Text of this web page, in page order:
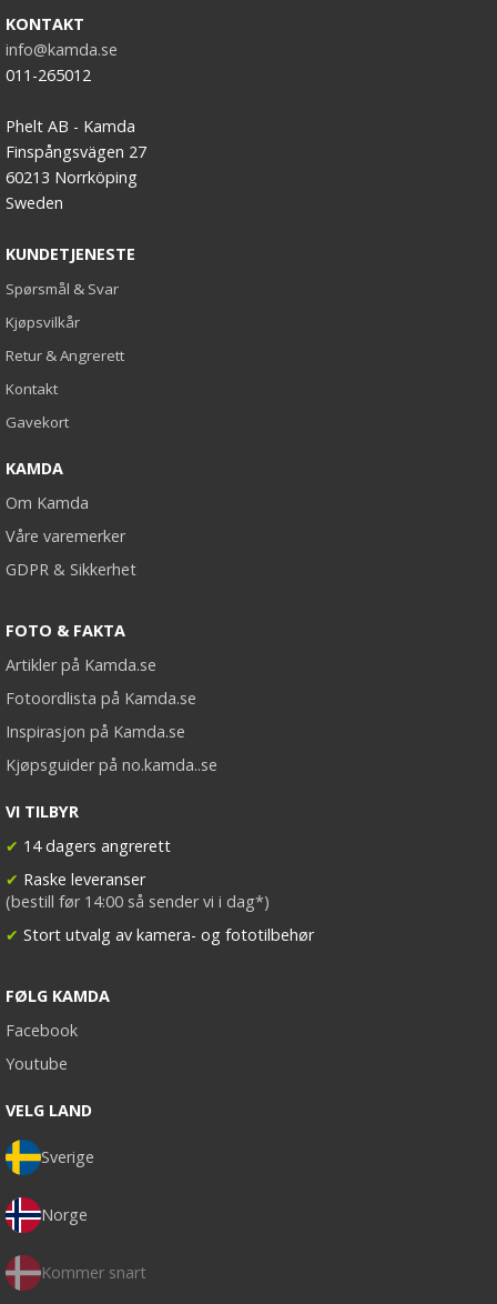
KONTAKT
info@kamda.se
011-265012
Phelt AB - Kamda
Finspångsvägen 27
60213 Norrköping
Sweden
KUNDETJENESTE
Spørsmål & Svar
Kjøpsvilkår
Retur & Angrerett
Kontakt
Gavekort
KAMDA
Om Kamda
Våre varemerker
GDPR & Sikkerhet
FOTO & FAKTA
Artikler på Kamda.se
Fotoordlista på Kamda.se
Inspirasjon på Kamda.se
Kjøpsguider på no.kamda..se
VI TILBYR
✔ 14 dagers angrerett
✔ Raske leveranser
(bestill før 14:00 så sender vi i dag*)
✔ Stort utvalg av kamera- og fototilbehør
FØLG KAMDA
Facebook
Youtube
VELG LAND
Sverige
Norge
Kommer snart